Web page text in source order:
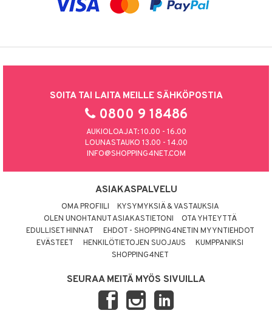
SOITA TAI LAITA MEILLE SÄHKÖPOSTIA
0800 9 18486
AUKIOLOAJAT: 10.00 - 16.00
LOUNASTAUKO 13.00 - 14.00
INFO@SHOPPING4NET.COM
ASIAKASPALVELU
OMA PROFIILI
KYSYMYKSIÄ & VASTAUKSIA
OLEN UNOHTANUT ASIAKASTIETONI
OTA YHTEYTTÄ
EDULLISET HINNAT
EHDOT - SHOPPING4NETIN MYYNTIEHDOT
EVÄSTEET
HENKILÖTIETOJEN SUOJAUS
KUMPPANIKSI
SHOPPING4NET
SEURAA MEITÄ MYÖS SIVUILLA